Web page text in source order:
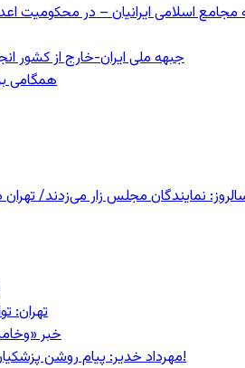
مجامع اسلامی ایرانیان – در
جبهه ملی ایران-خارج از کشور
همگامی
مجلس زار می‌زدند/ تهران در آتش؛ ۳۰ تیر ۱۳۳۱ میدان
تهران:
خبر
مهرداد خدیر: پیام روشن پزشکیان در گفت‌و‌گوی تصویری با مرد نامرئی: من هستم!